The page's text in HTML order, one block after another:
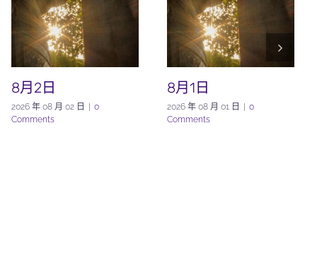
8月2日
2026 年 08 月 02 日 | 0
Comments
8月1日
2026 年 08 月 01 日 | 0
Comments